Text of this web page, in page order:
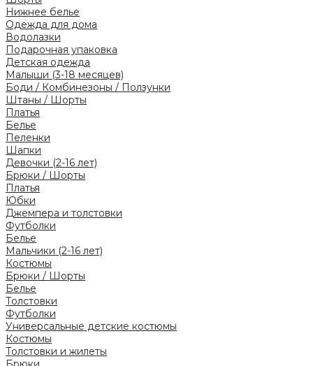
Нижнее белье
Одежда для дома
Водолазки
Подарочная упаковка
Детская одежда
Малыши (3-18 месяцев)
Боди / Комбинезоны / Ползунки
Штаны / Шорты
Платья
Белье
Пеленки
Шапки
Девочки (2-16 лет)
Брюки / Шорты
Платья
Юбки
Джемпера и толстовки
Футболки
Белье
Мальчики (2-16 лет)
Костюмы
Брюки / Шорты
Белье
Толстовки
Футболки
Универсальные детские костюмы
Костюмы
Толстовки и жилеты